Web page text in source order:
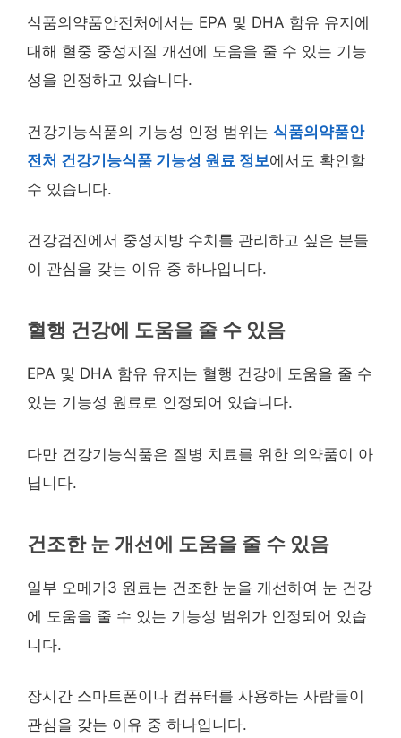
식품의약품안전처에서는 EPA 및 DHA 함유 유지에
대해 혈중 중성지질 개선에 도움을 줄 수 있는 기능
성을 인정하고 있습니다.
건강기능식품의 기능성 인정 범위는 식품의약품안
전처 건강기능식품 기능성 원료 정보에서도 확인할
수 있습니다.
건강검진에서 중성지방 수치를 관리하고 싶은 분들
이 관심을 갖는 이유 중 하나입니다.
혈행 건강에 도움을 줄 수 있음
EPA 및 DHA 함유 유지는 혈행 건강에 도움을 줄 수
있는 기능성 원료로 인정되어 있습니다.
다만 건강기능식품은 질병 치료를 위한 의약품이 아
닙니다.
건조한 눈 개선에 도움을 줄 수 있음
일부 오메가3 원료는 건조한 눈을 개선하여 눈 건강
에 도움을 줄 수 있는 기능성 범위가 인정되어 있습
니다.
장시간 스마트폰이나 컴퓨터를 사용하는 사람들이
관심을 갖는 이유 중 하나입니다.